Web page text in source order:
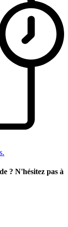
? N'hésitez pas à